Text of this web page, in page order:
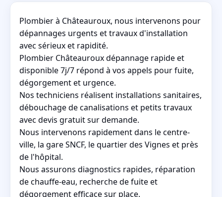
Plombier à Châteauroux, nous intervenons pour
dépannages urgents et travaux d'installation
avec sérieux et rapidité.
Plombier Châteauroux dépannage rapide et
disponible 7j/7 répond à vos appels pour fuite,
dégorgement et urgence.
Nos techniciens réalisent installations sanitaires,
débouchage de canalisations et petits travaux
avec devis gratuit sur demande.
Nous intervenons rapidement dans le centre-
ville, la gare SNCF, le quartier des Vignes et près
de l'hôpital.
Nous assurons diagnostics rapides, réparation
de chauffe-eau, recherche de fuite et
dégorgement efficace sur place.